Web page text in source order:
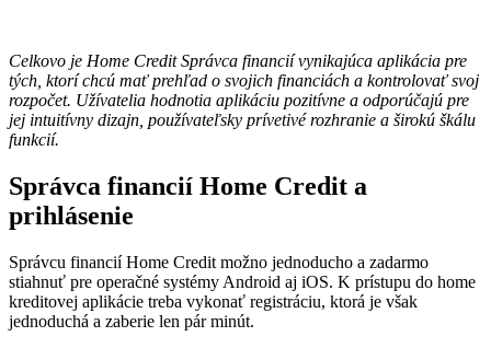
Celkovo je Home Credit Správca financií vynikajúca aplikácia pre
tých, ktorí chcú mať prehľad o svojich financiách a kontrolovať svoj
rozpočet. Užívatelia hodnotia aplikáciu pozitívne a odporúčajú pre
jej intuitívny dizajn, používateľsky prívetivé rozhranie a širokú škálu
funkcií.
Správca financií Home Credit a
prihlásenie
Správcu financií Home Credit možno jednoducho a zadarmo
stiahnuť pre operačné systémy Android aj iOS. K prístupu do home
kreditovej aplikácie treba vykonať registráciu, ktorá je však
jednoduchá a zaberie len pár minút.